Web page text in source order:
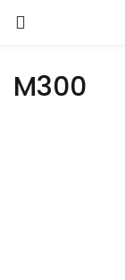
Entrez votre
M300